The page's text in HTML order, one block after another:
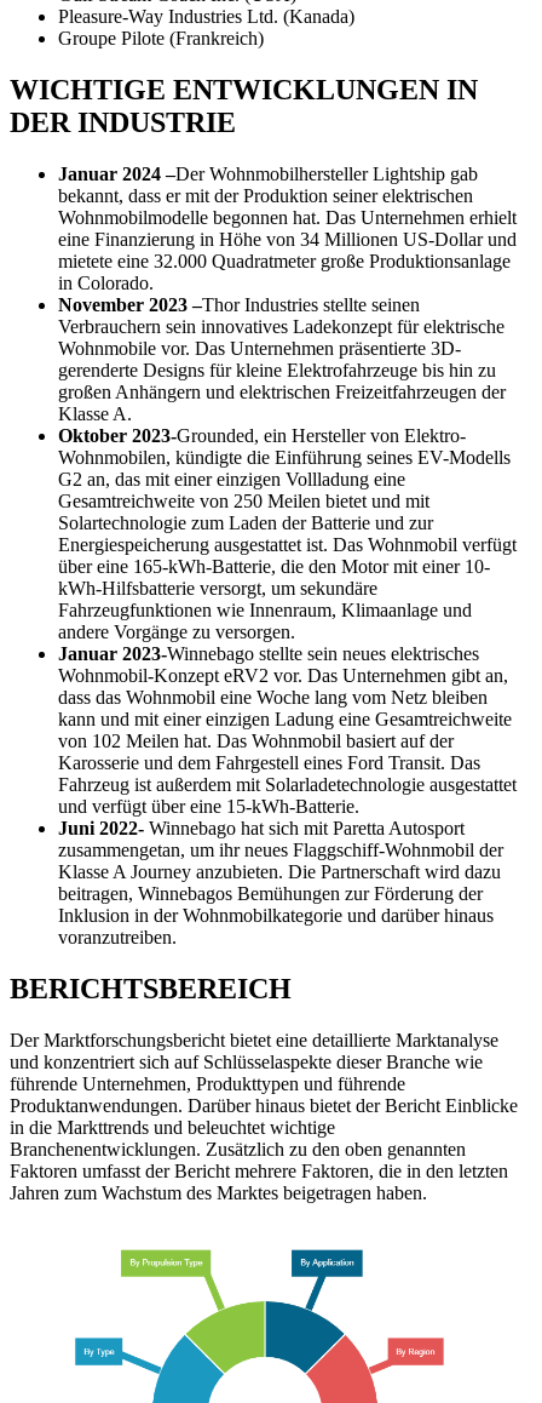
Pleasure-Way Industries Ltd. (Kanada)
Groupe Pilote (Frankreich)
WICHTIGE ENTWICKLUNGEN IN
DER INDUSTRIE
Januar 2024 –Der Wohnmobilhersteller Lightship gab
bekannt, dass er mit der Produktion seiner elektrischen
Wohnmobilmodelle begonnen hat. Das Unternehmen erhielt
eine Finanzierung in Höhe von 34 Millionen US-Dollar und
mietete eine 32.000 Quadratmeter große Produktionsanlage
in Colorado.
November 2023 –Thor Industries stellte seinen
Verbrauchern sein innovatives Ladekonzept für elektrische
Wohnmobile vor. Das Unternehmen präsentierte 3D-
gerenderte Designs für kleine Elektrofahrzeuge bis hin zu
großen Anhängern und elektrischen Freizeitfahrzeugen der
Klasse A.
Oktober 2023-Grounded, ein Hersteller von Elektro-
Wohnmobilen, kündigte die Einführung seines EV-Modells
G2 an, das mit einer einzigen Vollladung eine
Gesamtreichweite von 250 Meilen bietet und mit
Solartechnologie zum Laden der Batterie und zur
Energiespeicherung ausgestattet ist. Das Wohnmobil verfügt
über eine 165-kWh-Batterie, die den Motor mit einer 10-
kWh-Hilfsbatterie versorgt, um sekundäre
Fahrzeugfunktionen wie Innenraum, Klimaanlage und
andere Vorgänge zu versorgen.
Januar 2023-Winnebago stellte sein neues elektrisches
Wohnmobil-Konzept eRV2 vor. Das Unternehmen gibt an,
dass das Wohnmobil eine Woche lang vom Netz bleiben
kann und mit einer einzigen Ladung eine Gesamtreichweite
von 102 Meilen hat. Das Wohnmobil basiert auf der
Karosserie und dem Fahrgestell eines Ford Transit. Das
Fahrzeug ist außerdem mit Solarladetechnologie ausgestattet
und verfügt über eine 15-kWh-Batterie.
Juni 2022- Winnebago hat sich mit Paretta Autosport
zusammengetan, um ihr neues Flaggschiff-Wohnmobil der
Klasse A Journey anzubieten. Die Partnerschaft wird dazu
beitragen, Winnebagos Bemühungen zur Förderung der
Inklusion in der Wohnmobilkategorie und darüber hinaus
voranzutreiben.
BERICHTSBEREICH
Der Marktforschungsbericht bietet eine detaillierte Marktanalyse
und konzentriert sich auf Schlüsselaspekte dieser Branche wie
führende Unternehmen, Produkttypen und führende
Produktanwendungen. Darüber hinaus bietet der Bericht Einblicke
in die Markttrends und beleuchtet wichtige
Branchenentwicklungen. Zusätzlich zu den oben genannten
Faktoren umfasst der Bericht mehrere Faktoren, die in den letzten
Jahren zum Wachstum des Marktes beigetragen haben.